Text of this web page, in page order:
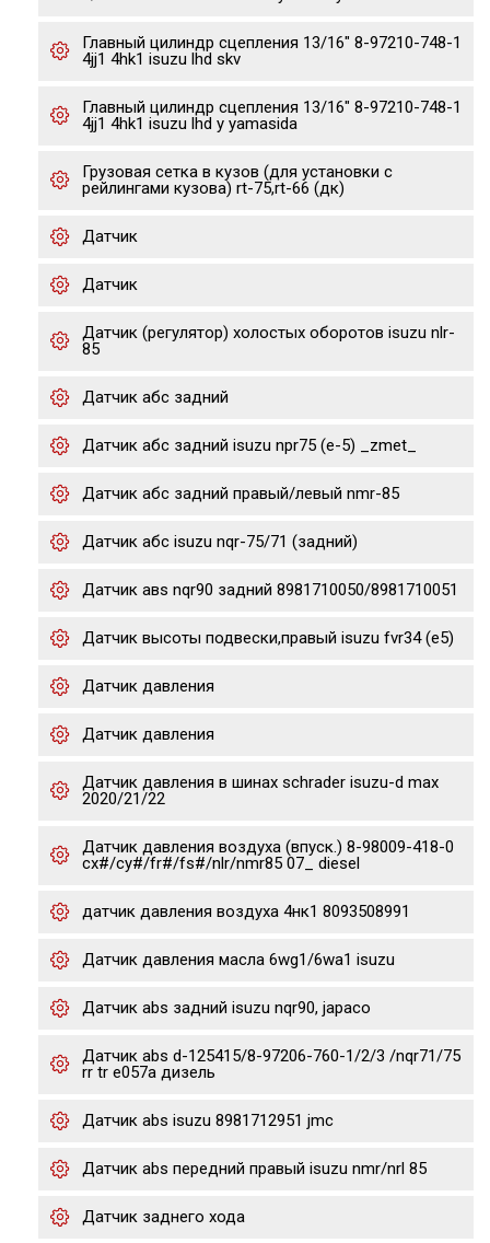
Главный цилиндр сцепления 13/16" 8-97210-748-1
4jj1 4hk1 isuzu lhd skv
Главный цилиндр сцепления 13/16" 8-97210-748-1
4jj1 4hk1 isuzu lhd y yamasida
Грузовая сетка в кузов (для установки с
рейлингами кузова) rt-75,rt-66 (дк)
Датчик
Датчик
Датчик (регулятор) холостых оборотов isuzu nlr-
85
Датчик абс задний
Датчик абс задний isuzu npr75 (е-5) _zmet_
Датчик абс задний правый/левый nmr-85
Датчик абс isuzu nqr-75/71 (задний)
Датчик авs nqr90 задний 8981710050/8981710051
Датчик высоты подвески,правый isuzu fvr34 (e5)
Датчик давления
Датчик давления
Датчик давления в шинах schrader isuzu-d max
2020/21/22
Датчик давления воздуха (впуск.) 8-98009-418-0
cx#/cy#/fr#/fs#/nlr/nmr85 07_ diesel
датчик давления воздуха 4нк1 8093508991
Датчик давления масла 6wg1/6wa1 isuzu
Датчик abs задний isuzu nqr90, japaco
Датчик abs d-125415/8-97206-760-1/2/3 /nqr71/75
rr tr e057a дизель
Датчик abs isuzu 8981712951 jmc
Датчик abs передний правый isuzu nmr/nrl 85
Датчик заднего хода